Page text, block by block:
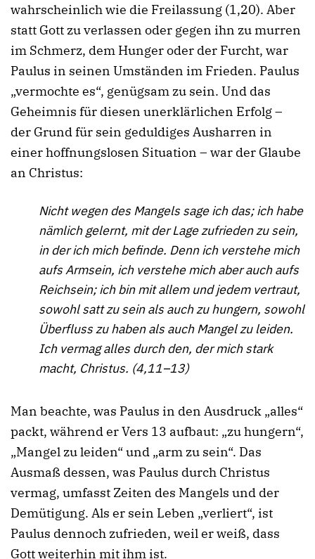
wahrscheinlich wie die Freilassung (1,20). Aber
statt Gott zu verlassen oder gegen ihn zu murren
im Schmerz, dem Hunger oder der Furcht, war
Paulus in seinen Umständen im Frieden. Paulus
„vermochte es“, genügsam zu sein. Und das
Geheimnis für diesen unerklärlichen Erfolg –
der Grund für sein geduldiges Ausharren in
einer hoffnungslosen Situation – war der Glaube
an Christus:
Nicht wegen des Mangels sage ich das; ich habe
nämlich gelernt, mit der Lage zufrieden zu sein,
in der ich mich befinde. Denn ich verstehe mich
aufs Armsein, ich verstehe mich aber auch aufs
Reichsein; ich bin mit allem und jedem vertraut,
sowohl satt zu sein als auch zu hungern, sowohl
Überfluss zu haben als auch Mangel zu leiden.
Ich vermag alles durch den, der mich stark
macht, Christus. (4,11–13)
Man beachte, was Paulus in den Ausdruck „alles“
packt, während er Vers 13 aufbaut: „zu hungern“,
„Mangel zu leiden“ und „arm zu sein“. Das
Ausmaß dessen, was Paulus durch Christus
vermag, umfasst Zeiten des Mangels und der
Demütigung. Als er sein Leben „verliert“, ist
Paulus dennoch zufrieden, weil er weiß, dass
Gott weiterhin mit ihm ist.